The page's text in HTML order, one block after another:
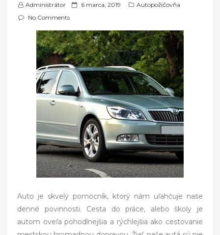
Administrátor
P
t
e
d
o
n
6 marca, 2019
Autopožičovňa
No Comments
Auto je skvelý pomocník, ktorý nám uľahčuje naše
denné povinnosti. Cesta do práce, alebo školy je
autom oveľa pohodlnejšia a rýchlejšia ako cestovanie